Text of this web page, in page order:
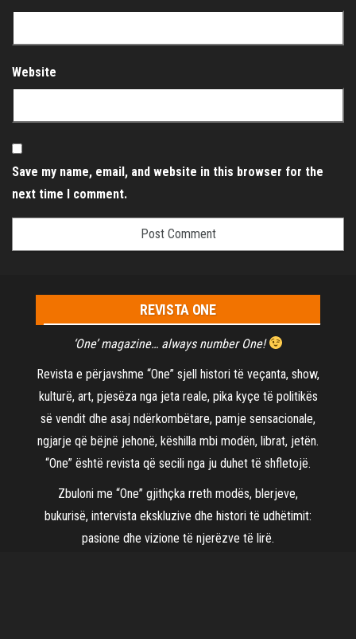
Website
Save my name, email, and website in this browser for the
next time I comment.
REVISTA ONE
‘One’ magazine… always number One!
Revista e përjavshme “One” sjell histori të veçanta, show,
kulturë, art, pjesëza nga jeta reale, pika kyçe të politikës
së vendit dhe asaj ndërkombëtare, pamje sensacionale,
ngjarje që bëjnë jehonë, këshilla mbi modën, librat, jetën.
“One” është revista që secili nga ju duhet të shfletojë.
Zbuloni me “One” gjithçka rreth modës, blerjeve,
bukurisë, intervista ekskluzive dhe histori të udhëtimit:
pasione dhe vizione të njerëzve të lirë.